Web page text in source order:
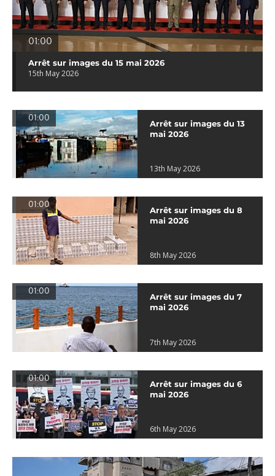
01:00
Arrêt sur images du 15 mai 2026
15th May 2026
01:00
Arrêt sur images du 13
mai 2026
13th May 2026
01:00
Arrêt sur images du 8
mai 2026
8th May 2026
01:00
Arrêt sur images du 7
mai 2026
7th May 2026
01:00
Arrêt sur images du 6
mai 2026
6th May 2026